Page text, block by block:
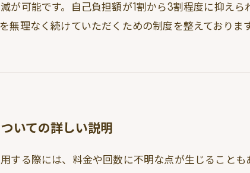
が可能です。自己負担額が1割から3割程度に抑え
無理なく続けていただくための制度を整えており
いての詳しい説明
する際には、料金や回数に不明な点が生じることも